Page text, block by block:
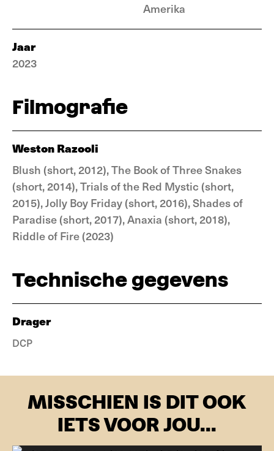
Amerika
Jaar
2023
Filmografie
Weston Razooli
Blush (short, 2012), The Book of Three Snakes
(short, 2014), Trials of the Red Mystic (short,
2015), Jolly Boy Friday (short, 2016), Shades of
Paradise (short, 2017), Anaxia (short, 2018),
Riddle of Fire (2023)
Technische gegevens
Drager
DCP
MISSCHIEN IS DIT OOK
IETS VOOR JOU...